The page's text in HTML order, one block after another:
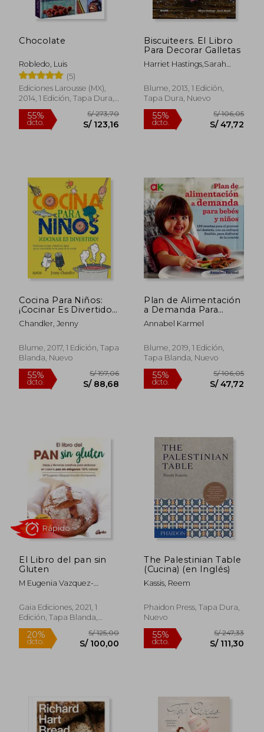
dcto. S/
Chocolate
Robledo, Luis
(5)
Ediciones Larousse (MX),
2014, 1 Edición, Tapa Dura,
Nuevo
55%
dcto.
S/ 273,70
S/ 123,16
Biscuiteers. El Libro
Para Decorar Galletas
Harriet Hastings,Sarah
Blume, 2013, 1 Edición,
Tapa Dura, Nuevo
55%
dcto.
Cocina Para Niños:
¡Cocinar Es Divertido!
Deliciosas Recetas Y
Fabulosos Datos Que
Genio de la Cocina
Chandler, Jenny
Blume, 2017, 1 Edición, Tapa
Blanda, Nuevo
Plan de Alimentación
a Demanda Para
Bebés y Niños
Annabel Karmel
Blume, 2019, 1 Edición,
Tapa Blanda, Nuevo
El Libro del pan sin
Gluten
M Eugenia Vazquez-
Gaia Ediciones, 2021, 1
Edición, Tapa Blanda,
Nuevo
The Palestinian Table
(Cucina) (en Inglés)
Kassis, Reem
Phaidon Press, Tapa Dura,
Nuevo